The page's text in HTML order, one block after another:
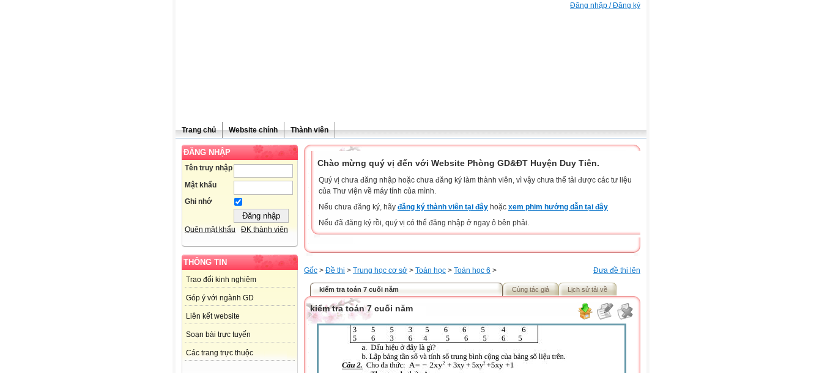
Đăng nhập / Đăng ký
Trang chủ Website chính Thành viên
ĐĂNG NHẬP
Tên truy nhập
Mật khẩu
Ghi nhớ
Quên mật khẩu ĐK thành viên
THÔNG TIN
Trao đổi kinh nghiệm
Góp ý với ngành GD
Liên kết website
Soạn bài trực tuyến
Các trang trực thuộc
Chào mừng quý vị đến với Website Phòng GD&ĐT Huyện Duy Tiên.
Quý vị chưa đăng nhập hoặc chưa đăng ký làm thành viên, vì vậy chưa thể tải được các tư liệu
của Thư viện về máy tính của mình.
Nếu chưa đăng ký, hãy đăng ký thành viên tại đây hoặc xem phim hướng dẫn tại đây
Nếu đã đăng ký rồi, quý vị có thể đăng nhập ở ngay ô bên phải.
Đưa đề thi lên
Gốc > Đề thi > Trung học cơ sở > Toán học > Toán học 6 >
kiểm tra toán 7 cuối năm Cùng tác giả Lịch sử tải về
kiểm tra toán 7 cuối năm